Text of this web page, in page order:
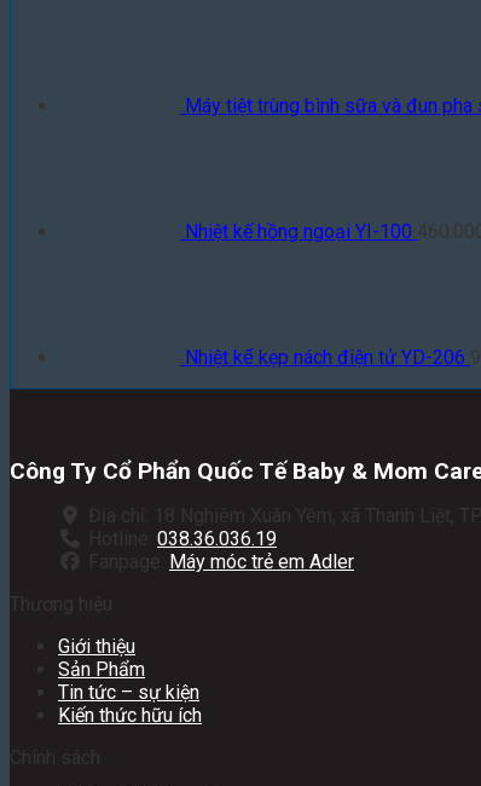
Máy tiệt trùng bình sữa và đun
Nhiệt kế hồng ngoại YI-100
Nhiệt kế kẹp nách điện tử YD-206
Công Ty Cổ Phẩn Quốc Tế Baby & Mom
Địa chỉ: 18 Nghiêm Xuân Yêm, xã Thanh Liệt, TP.
Hotline: 038.36.036.19
Fanpage: Máy móc trẻ em Adler
Thương hiệu
Giới thiệu
Sản Phẩm
Tin tức – sự kiện
Kiến thức hữu ích
Chính sách